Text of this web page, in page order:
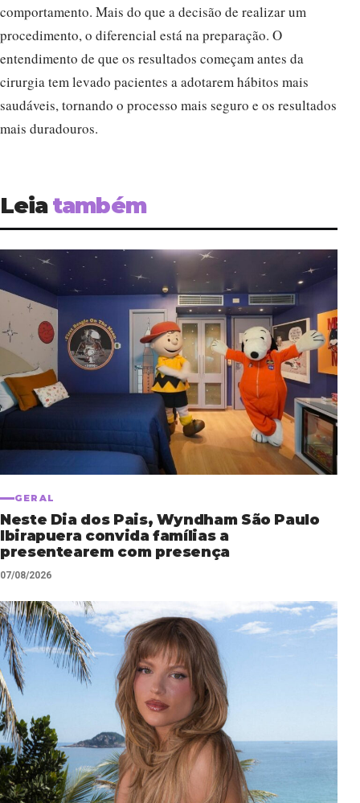
comportamento. Mais do que a decisão de realizar um
procedimento, o diferencial está na preparação. O
entendimento de que os resultados começam antes da
cirurgia tem levado pacientes a adotarem hábitos mais
saudáveis, tornando o processo mais seguro e os resultados
mais duradouros.
Leiatambém
GERAL
Neste Dia dos Pais, Wyndham São Paulo
Ibirapuera convida famílias a
presentearem com presença
07/08/2026